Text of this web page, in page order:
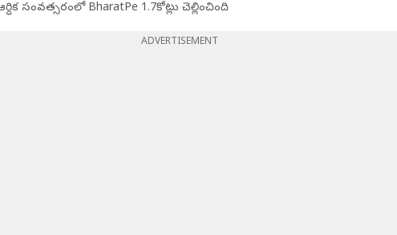
సంవత్సరంలో BharatPe 1.7కోట్లు చెల్లించింది
ADVERTISEMENT